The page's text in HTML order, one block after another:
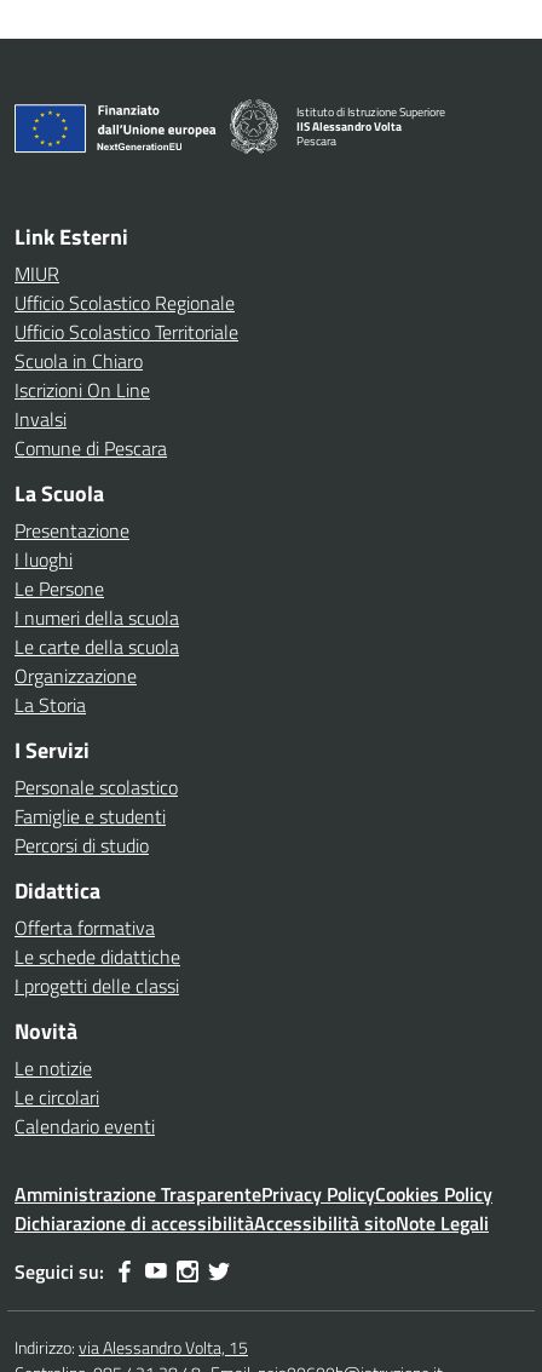
Istituto di Istruzione Superiore
IIS Alessandro Volta
Pescara
Link Esterni
MIUR
Ufficio Scolastico Regionale
Ufficio Scolastico Territoriale
Scuola in Chiaro
Iscrizioni On Line
Invalsi
Comune di Pescara
La Scuola
Presentazione
I luoghi
Le Persone
I numeri della scuola
Le carte della scuola
Organizzazione
La Storia
I Servizi
Personale scolastico
Famiglie e studenti
Percorsi di studio
Didattica
Offerta formativa
Le schede didattiche
I progetti delle classi
Novità
Le notizie
Le circolari
Calendario eventi
Amministrazione TrasparentePrivacy PolicyCookies Policy
Dichiarazione di accessibilitàAccessibilità sitoNote Legali
Seguici su:
Indirizzo:via Alessandro Volta, 15